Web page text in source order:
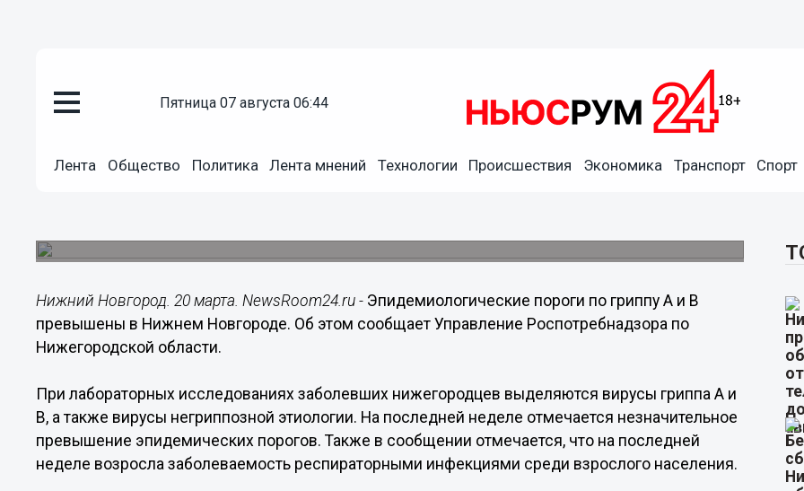
пятница 07 августа 06:44
Лента Общество Политика Лента мнений Технологии Происшествия Экономика Транспорт Спорт
Эпидемиологические пороги по гриппу и ОРВИ превышены в
Нижний Новгород. 20 марта. NewsRoom24.ru - Эпидемиологические пороги по гриппу А и В
превышены в Нижнем Новгороде. Об этом сообщает Управление Роспотребнадзора по
Нижегородской области.
При лабораторных исследованиях заболевших нижегородцев выделяются вирусы гриппа А и
В, а также вирусы негриппозной этиологии. На последней неделе отмечается незначительное
превышение эпидемических порогов. Также в сообщении отмечается, что на последней
неделе возросла заболеваемость респираторными инфекциями среди взрослого населения.